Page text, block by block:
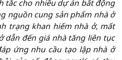
tắc cho nhiều dự án bất động
nguồn cung sản phẩm nhà ở
trạng khan hiếm nhà ở, mất
dẫn đến giá nhà tăng liên tục
ứng nhu cầu tạo lập nhà ở